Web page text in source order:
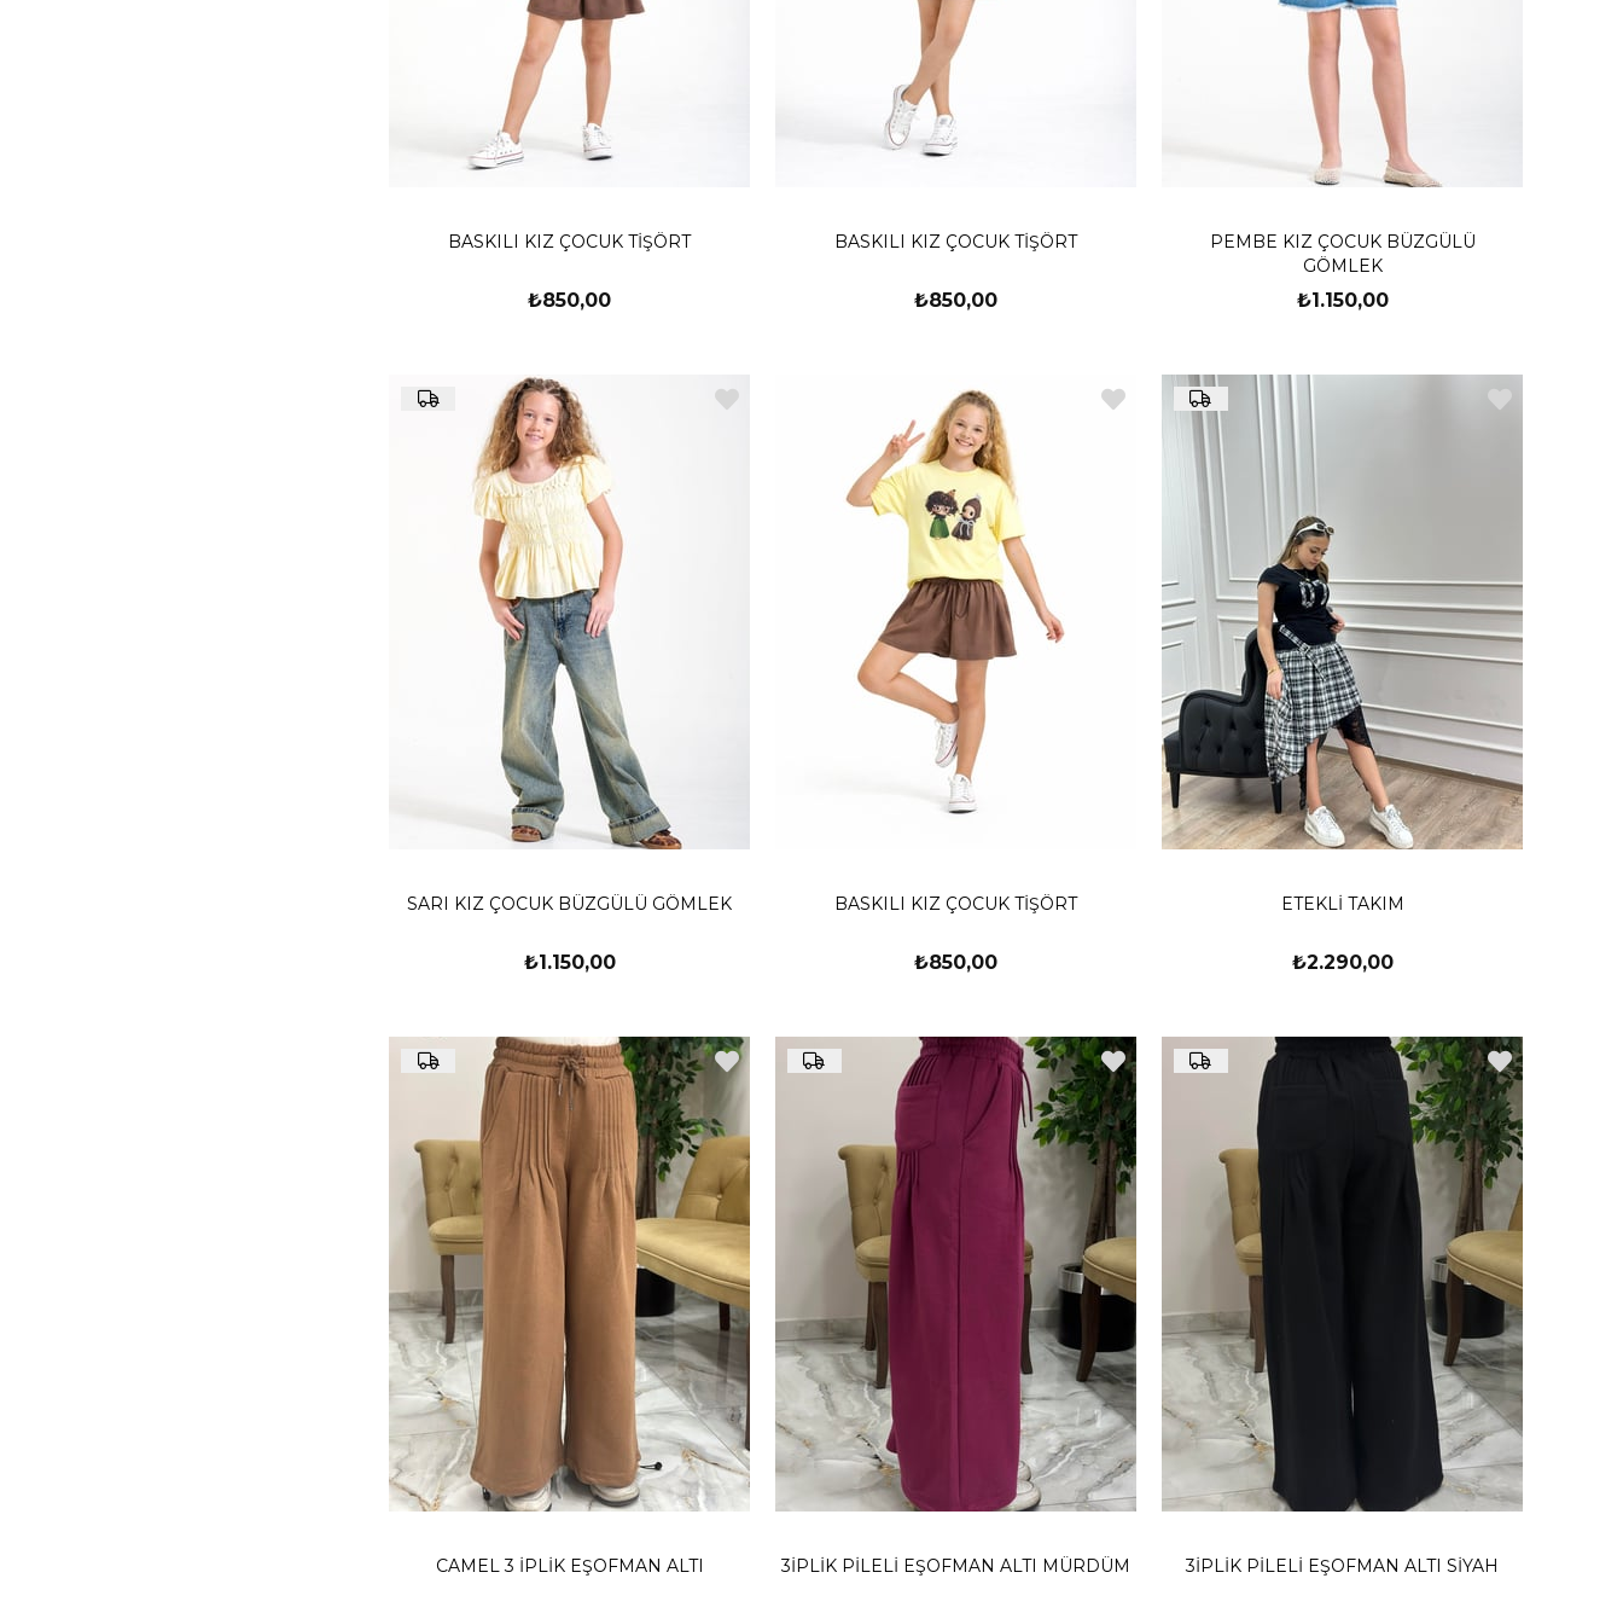
BASKILI KIZ ÇOCUK TİŞÖRT
₺850,00
BASKILI KIZ ÇOCUK TİŞÖRT
₺850,00
PEMBE KIZ ÇOCUK BÜZGÜLÜ
GÖMLEK
₺1.150,00
SARI KIZ ÇOCUK BÜZGÜLÜ GÖMLEK
₺1.150,00
BASKILI KIZ ÇOCUK TİŞÖRT
₺850,00
ETEKLİ TAKIM
₺2.290,00
CAMEL 3 İPLİK EŞOFMAN ALTI 3İPLİK PİLELİ EŞOFMAN ALTI MÜRDÜM 3İPLİK PİLELİ EŞOFMAN ALTI SİYAH